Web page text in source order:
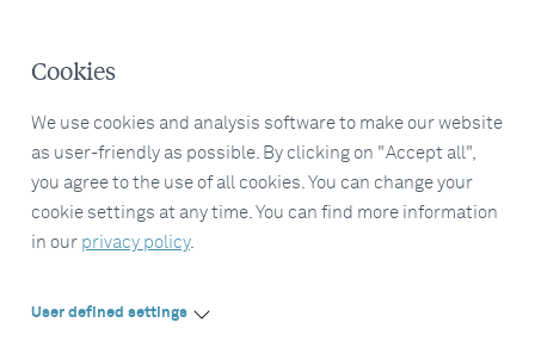
Cookies
We use cookies and analysis software to make our website
as user-friendly as possible. By clicking on "Accept all",
you agree to the use of all cookies. You can change your
cookie settings at any time. You can find more information
in our privacy policy.
User defined settings